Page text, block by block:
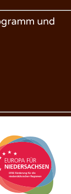
und